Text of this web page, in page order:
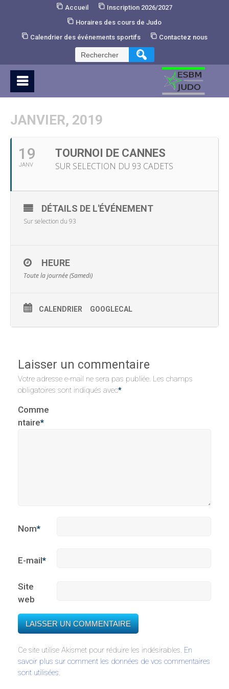
Accueil
Inscription 2026/2027
Horaires des cours de Judo
Calendrier des événements sportifs
Contactez nous
Rechercher :
JANVIER, 2019
19
JANV
TOURNOI DE CANNES
SUR SELECTION DU 93 CADETS
DÉTAILS DE L'ÉVÉNEMENT
Sur selection du 93
HEURE
Toute la journée (Samedi)
CALENDRIER GOOGLECAL
Laisser un commentaire
Votre adresse e-mail ne sera pas publiée. Les champs
obligatoires sont indiqués avec*
Comme
ntaire*
Nom*
E-mail*
Site
web
Ce site utilise Akismet pour réduire les indésirables. En
savoir plus sur comment les données de vos commentaires
sont utilisées.